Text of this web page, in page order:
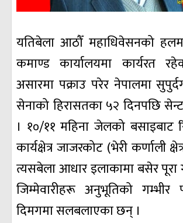
यतिबेला आठौँ महाधिवेसनको
कमाण्ड कार्यालयमा कार्यरत
असारमा पक्राउ परेर नेपालमा
सेनाको हिरासतका ५२ दिनपछि
। १०/११ महिना जेलको बसाइबाट
कार्यक्षेत्र जाजरकोट (भेरी कर्णाली
त्यसबेला आधार इलाकामा बसेर
जिम्मेवारीहरू अनुभूतिको गम्भीर
दिमगमा सलबलाएका छन् ।